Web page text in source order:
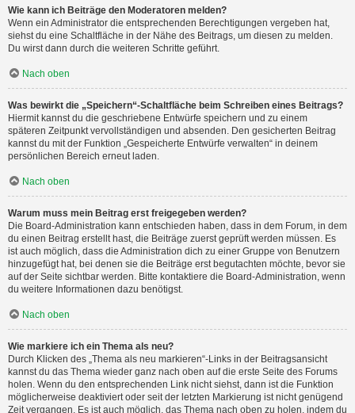
Wie kann ich Beiträge den Moderatoren melden?
Wenn ein Administrator die entsprechenden Berechtigungen vergeben hat,
siehst du eine Schaltfläche in der Nähe des Beitrags, um diesen zu melden.
Du wirst dann durch die weiteren Schritte geführt.
Nach oben
Was bewirkt die „Speichern“-Schaltfläche beim Schreiben eines Beitrags?
Hiermit kannst du die geschriebene Entwürfe speichern und zu einem
späteren Zeitpunkt vervollständigen und absenden. Den gesicherten Beitrag
kannst du mit der Funktion „Gespeicherte Entwürfe verwalten“ in deinem
persönlichen Bereich erneut laden.
Nach oben
Warum muss mein Beitrag erst freigegeben werden?
Die Board-Administration kann entschieden haben, dass in dem Forum, in dem
du einen Beitrag erstellt hast, die Beiträge zuerst geprüft werden müssen. Es
ist auch möglich, dass die Administration dich zu einer Gruppe von Benutzern
hinzugefügt hat, bei denen sie die Beiträge erst begutachten möchte, bevor sie
auf der Seite sichtbar werden. Bitte kontaktiere die Board-Administration, wenn
du weitere Informationen dazu benötigst.
Nach oben
Wie markiere ich ein Thema als neu?
Durch Klicken des „Thema als neu markieren“-Links in der Beitragsansicht
kannst du das Thema wieder ganz nach oben auf die erste Seite des Forums
holen. Wenn du den entsprechenden Link nicht siehst, dann ist die Funktion
möglicherweise deaktiviert oder seit der letzten Markierung ist nicht genügend
Zeit vergangen. Es ist auch möglich, das Thema nach oben zu holen, indem du